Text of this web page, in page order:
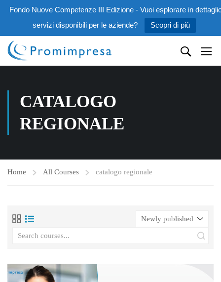
Fondo Nuove Competenze III Edizione - Vuoi esplorare in
servizi disponibili per le aziende?
Scopri di più
CATALOGO
REGIONALE
Home All Courses catalogo regionale